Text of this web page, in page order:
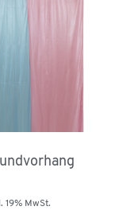
19% MwSt.